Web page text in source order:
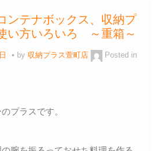
a
Li
n
k
ンテナボックス、収納プ
い方いろいろ ～重箱～
by 収納プラス萱町店
Posted in
プラスです。